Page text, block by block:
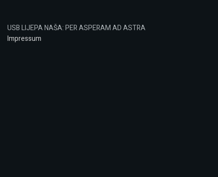
USB LIJEPA NAŠA: PER ASPERAM AD ASTRA
Impressum